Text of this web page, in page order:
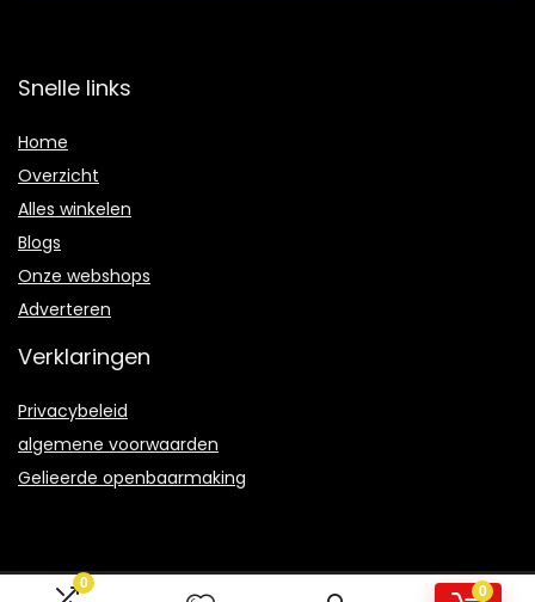
0
0
Snelle links
Home
Overzicht
Alles winkelen
Blogs
Onze webshops
Adverteren
Verklaringen
Privacybeleid
algemene voorwaarden
Gelieerde openbaarmaking